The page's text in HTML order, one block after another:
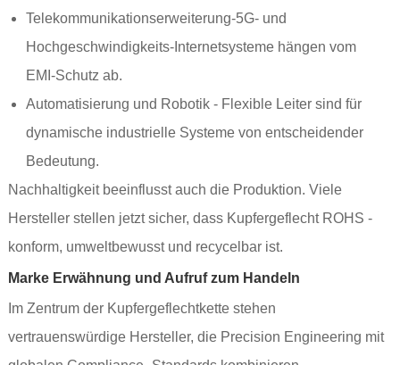
Telekommunikationserweiterung-5G- und
Hochgeschwindigkeits-Internetsysteme hängen vom
EMI-Schutz ab.
Automatisierung und Robotik - Flexible Leiter sind für
dynamische industrielle Systeme von entscheidender
Bedeutung.
Nachhaltigkeit beeinflusst auch die Produktion. Viele
Hersteller stellen jetzt sicher, dass Kupfergeflecht ROHS -
konform, umweltbewusst und recycelbar ist.
Marke Erwähnung und Aufruf zum Handeln
Im Zentrum der Kupfergeflechtkette stehen
vertrauenswürdige Hersteller, die Precision Engineering mit